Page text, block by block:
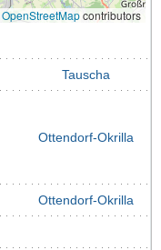
OpenStreetMapcontributors
Tauscha
Ottendorf-Okrilla
Ottendorf-Okrilla